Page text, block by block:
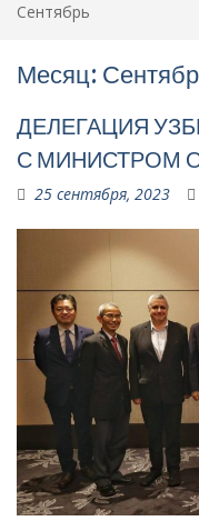
Сентябрь
Месяц:
ДЕЛЕГАЦИЯ
С МИНИСТРОМ
25 сентября, 2023